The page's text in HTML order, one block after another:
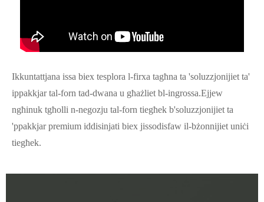
Ikkuntattjana issa biex tesplora l-firxa tagħna ta 'soluzzjonijiet ta'
ippakkjar tal-forn tad-dwana u għażliet bl-ingrossa.Ejjew
ngħinuk tgħolli n-negozju tal-forn tiegħek b'soluzzjonijiet ta
'ppakkjar premium iddisinjati biex jissodisfaw il-bżonnijiet uniċi
tiegħek.